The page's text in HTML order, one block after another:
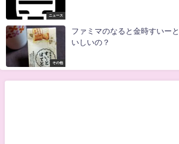
ニュース
その他
ファミマのなると金時すいー
いしいの？